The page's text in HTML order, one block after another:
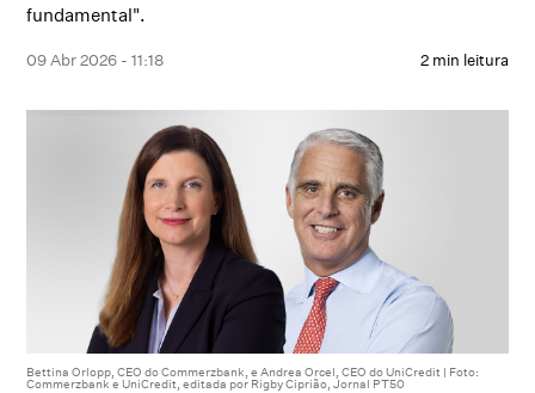
fundamental".
09 Abr 2026 - 11:18 2 min leitura
Bettina Orlopp, CEO do Commerzbank, e Andrea Orcel, CEO do UniCredit | Foto:
Commerzbank e UniCredit, editada por Rigby Ciprião, Jornal PT50